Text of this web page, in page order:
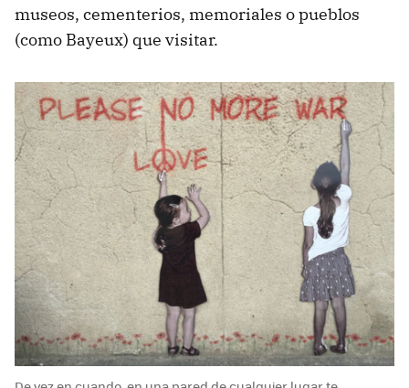
museos, cementerios, memoriales o pueblos
(como Bayeux) que visitar.